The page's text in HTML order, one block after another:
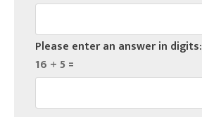
Please enter an answer in digits:
16 + 5 =